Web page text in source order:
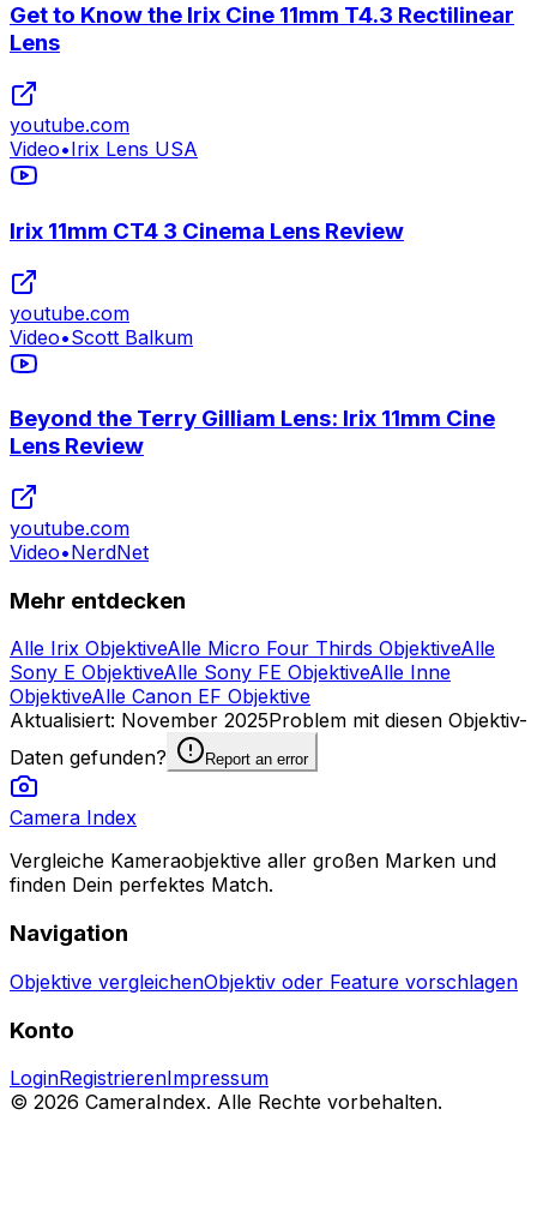
Get to Know the Irix Cine 11mm T4.3 Rectilinear
Lens
youtube.com
Video•Irix Lens USA
Irix 11mm CT4 3 Cinema Lens Review
youtube.com
Video•Scott Balkum
Beyond the Terry Gilliam Lens: Irix 11mm Cine
Lens Review
youtube.com
Video•NerdNet
Mehr entdecken
Alle Irix ObjektiveAlle Micro Four Thirds ObjektiveAlle
Sony E ObjektiveAlle Sony FE ObjektiveAlle Inne
ObjektiveAlle Canon EF Objektive
Aktualisiert: November 2025Problem mit diesen Objektiv-
Daten gefunden?
Report an error
Camera Index
Vergleiche Kameraobjektive aller großen Marken und
finden Dein perfektes Match.
Navigation
Objektive vergleichenObjektiv oder Feature vorschlagen
Konto
LoginRegistrierenImpressum
© 2026 CameraIndex. Alle Rechte vorbehalten.